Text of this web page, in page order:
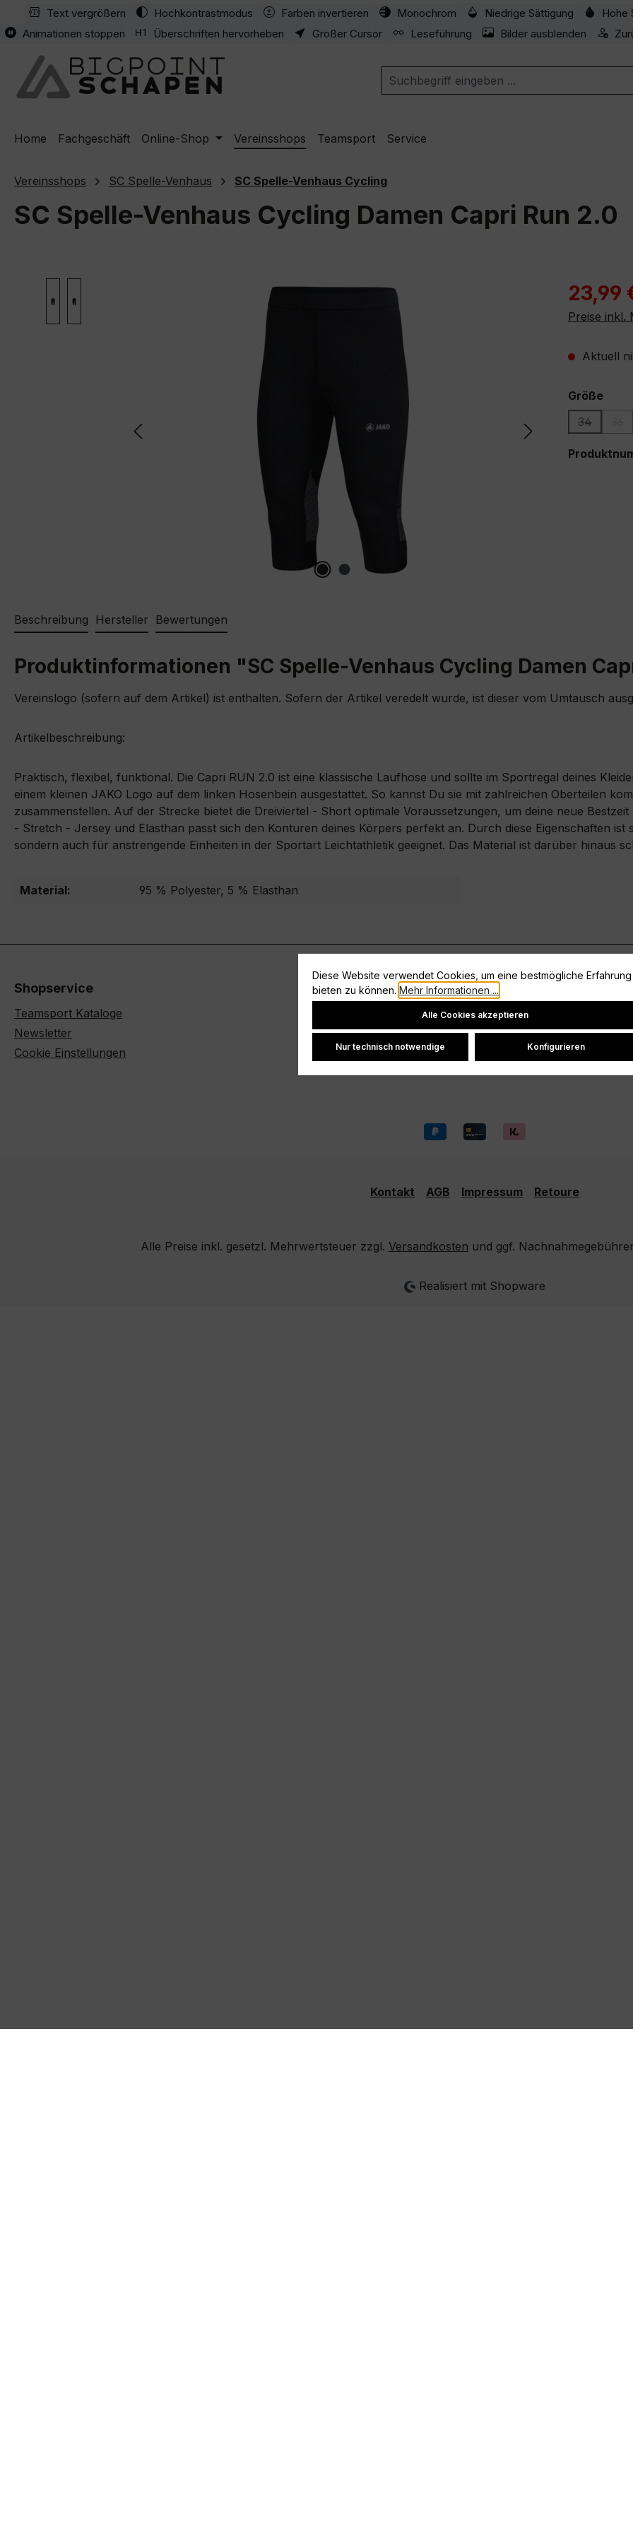
Hauptinhalt springen
Zur Suche springen
Zur Hauptnavigation springen
Text vergrößern Hochkontrastmodus Farben invertieren Monochrom Niedrige Sättigung Hohe
Animationen stoppen
Überschriften hervorheben Großer Cursor Leseführung Bilder ausblenden
Home Fachgeschäft Online-Shop Vereinsshops Teamsport Service
Vereinsshops SC Spelle-Venhaus SC Spelle-Venhaus Cycling
SC Spelle-Venhaus Cycling Damen Capri Run 2.0
23,99
Preise inkl.
Aktuell
Größe
34
(Diese
Beschreibung Hersteller Bewertungen
Produktinformationen "SC Spelle-Venhaus Cycling Damen
Vereinslogo (sofern auf dem Artikel) ist enthalten. Sofern der Artikel veredelt wurde, ist dieser vom Umtausch
Artikelbeschreibung:
Praktisch, flexibel, funktional. Die Capri RUN 2.0 ist eine klassische Laufhose und sollte im Sportregal deines
einem kleinen JAKO Logo auf dem linken Hosenbein ausgestattet. So kannst Du sie mit zahlreichen Oberteilen
zusammenstellen. Auf der Strecke bietet die Dreiviertel - Short optimale Voraussetzungen, um deine neue
- Stretch - Jersey und Elasthan passt sich den Konturen deines Körpers perfekt an. Durch diese Eigenschaften
sondern auch für anstrengende Einheiten in der Sportart Leichtathletik geeignet. Das Material ist darüber hinaus
Material: 95 % Polyester, 5 % Elasthan
Shopservice
Teamsport Kataloge
Newsletter
Cookie Einstellungen
Information
Widerrufsrecht
Versand und Zahlung
Kontakt AGB Impressum Retoure
Alle Preise inkl. gesetzl. Mehrwertsteuer zzgl. Versandkosten und ggf.
Realisiert mit Shopware
Diese Website verwendet Cookies, um eine bestmögliche Erfahrung
bieten zu können. Mehr Informationen ...
Cookie-Einstellungen
Alle Cookies akzeptieren
Nur technisch notwendige Konfigurieren